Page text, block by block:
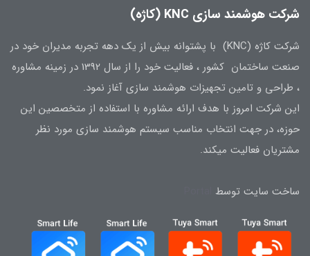
شرکت هوشمند سازی KNC (کاژه)
شرکت کاژه (KNC) با پشتوانه بیش از یک دهه تجربه مدیران خود در
صنعت ساختمان کشور ، فعالیت خود را از سال 1392 در زمینه مشاوره
، طراحی و تامین تجهیزات هوشمند سازی آغاز نمود.
این شرکت امروز با هدف ارائه مشاوره با استفاده از متخصصین این
حوزه، در جهت انتخاب مناسب سیستم هوشمند سازی مورد نظر
مشتریان فعالیت میکند.
ساخت سایت توسط